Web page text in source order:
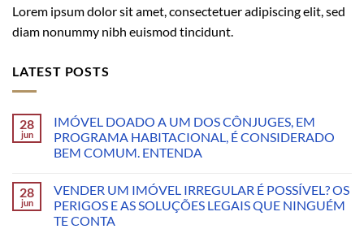
Lorem ipsum dolor sit amet, consectetuer adipiscing elit, sed
diam nonummy nibh euismod tincidunt.
LATEST POSTS
28
jun
IMÓVEL DOADO A UM DOS CÔNJUGES, EM
PROGRAMA HABITACIONAL, É CONSIDERADO
BEM COMUM. ENTENDA
28
jun
VENDER UM IMÓVEL IRREGULAR É POSSÍVEL? OS
PERIGOS E AS SOLUÇÕES LEGAIS QUE NINGUÉM
TE CONTA